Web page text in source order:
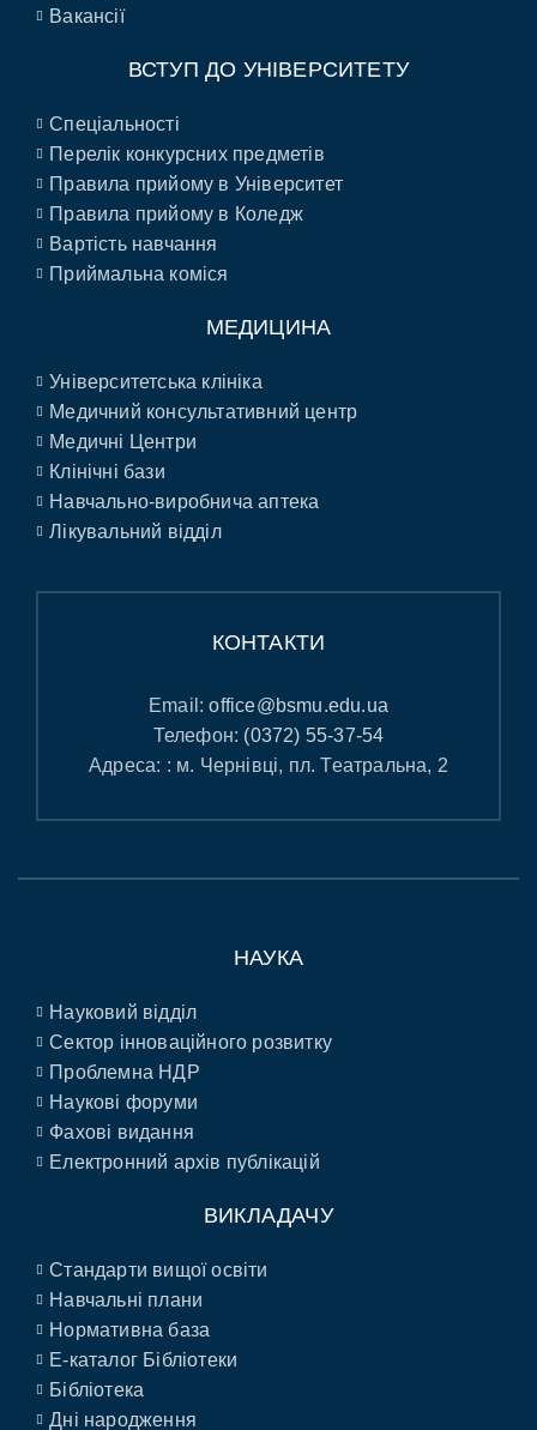
Вакансії
ВСТУП ДО УНІВЕРСИТЕТУ
Спеціальності
Перелік конкурсних предметів
Правила прийому в Університет
Правила прийому в Коледж
Вартість навчання
Приймальна коміся
МЕДИЦИНА
Університетська клініка
Медичний консультативний центр
Медичні Центри
Клінічні бази
Навчально-виробнича аптека
Лікувальний відділ
КОНТАКТИ
Email:office@bsmu.edu.ua
Телефон: (0372) 55-37-54
Адреса: : м. Чернівці, пл. Театральна, 2
НАУКА
Науковий відділ
Сектор інноваційного розвитку
Проблемна НДР
Наукові форуми
Фахові видання
Електронний архів публікацій
ВИКЛАДАЧУ
Стандарти вищої освіти
Навчальні плани
Нормативна база
E-каталог Бібліотеки
Бібліотека
Дні народження